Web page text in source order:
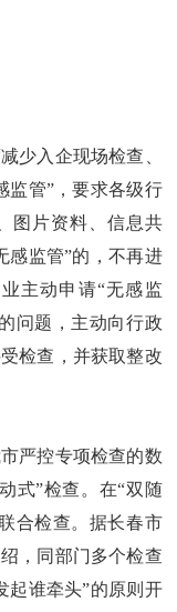
少入企现场检查、
监管”，要求各级行
图片资料、信息共
感监管”的，不再进
主动申请“无感监
问题，主动向行政
检查，并获取整改
严控专项检查的数
式”检查。在“双随
合检查。据长春市
，同部门多个检查
起谁牵头”的原则开